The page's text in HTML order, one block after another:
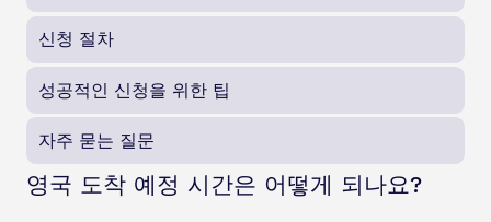
신청 절차
성공적인 신청을 위한 팁
자주 묻는 질문
영국 도착 예정 시간은 어떻게 되나요?